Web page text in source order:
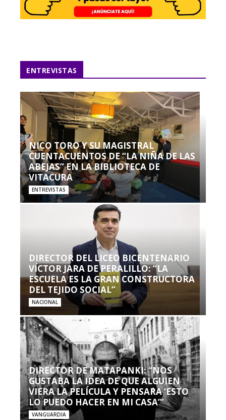
ENTREVISTAS
NICO TORO Y SU MAGISTRAL
CUENTACUENTOS DE “LA NIÑA DE LAS
ABEJAS” EN LA BIBLIOTECA DE
VITACURA
ENTREVISTAS
DIRECTOR DEL LICEO BICENTENARIO
VÍCTOR JARA DE PERALILLO: “LA
ESCUELA ES LA GRAN CONSTRUCTORA
DEL TEJIDO SOCIAL”
NACIONAL
DIRECTOR DE MATAPANKI: “NOS
GUSTABA LA IDEA DE QUE ALGUIEN
VIERA LA PELÍCULA Y PENSARA ‘ESTO
LO PUEDO HACER EN MI CASA’”
VANGUARDIA